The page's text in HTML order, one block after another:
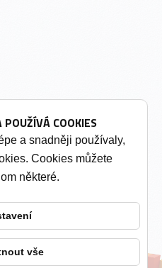
COOKIES
a snadněji používaly,
Cookies můžete
některé.
vše